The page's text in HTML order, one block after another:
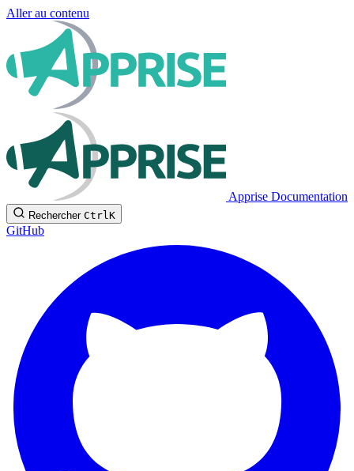
Aller au contenu
Apprise Documentation
Rechercher CtrlK
GitHub